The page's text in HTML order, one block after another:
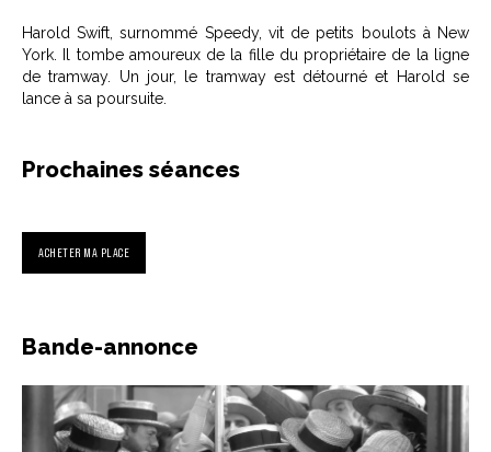
Harold Swift, surnommé Speedy, vit de petits boulots à New
York. Il tombe amoureux de la fille du propriétaire de la ligne
de tramway. Un jour, le tramway est détourné et Harold se
lance à sa poursuite.
Prochaines séances
ACHETER MA PLACE
Bande-annonce